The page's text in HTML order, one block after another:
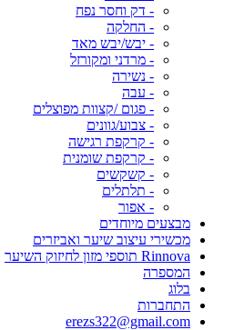
- דק וחסר נפח
- החלקה
- יבש/יבש מאד
- מרדני ומקורזל
- נשירה
- עבה
- פגום /קצוות מפוצלים
- צבוע/גוונים
- קרקפת רגישה
- קרקפת שומנית
- קשקשים
- תלתלים
- אפור
מבצעים מיוחדים
מכשירי עיצוב שיער ואביזרים
Rinnova תוספי מזון לחיזוק השיער
המספרה
בלוג
התחברות
erezs322@gmail.com